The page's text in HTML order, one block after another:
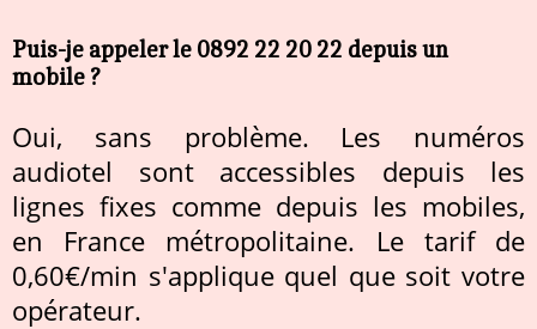
Puis-je appeler le 0892 22 20 22 depuis un
mobile ?
Oui, sans problème. Les numéros
audiotel sont accessibles depuis les
lignes fixes comme depuis les mobiles,
en France métropolitaine. Le tarif de
0,60€/min s'applique quel que soit votre
opérateur.